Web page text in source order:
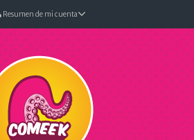
Resumen de mi cuenta